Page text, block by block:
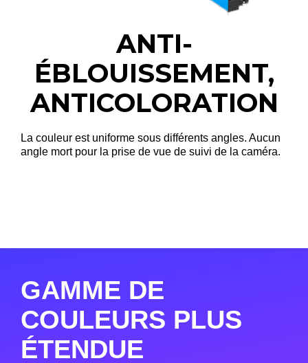
ANTI-
ÉBLOUISSEMENT,
ANTICOLORATION
La couleur est uniforme sous différents angles. Aucun
angle mort pour la prise de vue de suivi de la caméra.
GAMME DE
COULEURS PLUS
ÉTENDUE